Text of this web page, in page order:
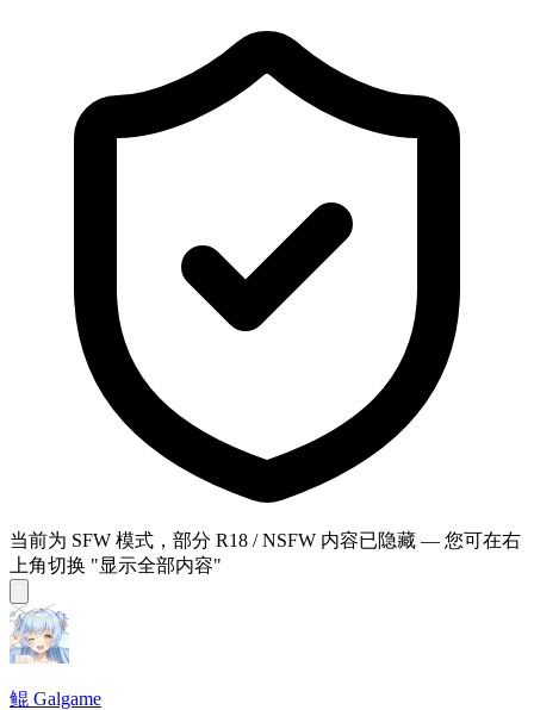
当前为 SFW 模式，部分 R18 / NSFW 内容已隐藏 — 您可在右
上角切换 "显示全部内容"
鲲 Galgame